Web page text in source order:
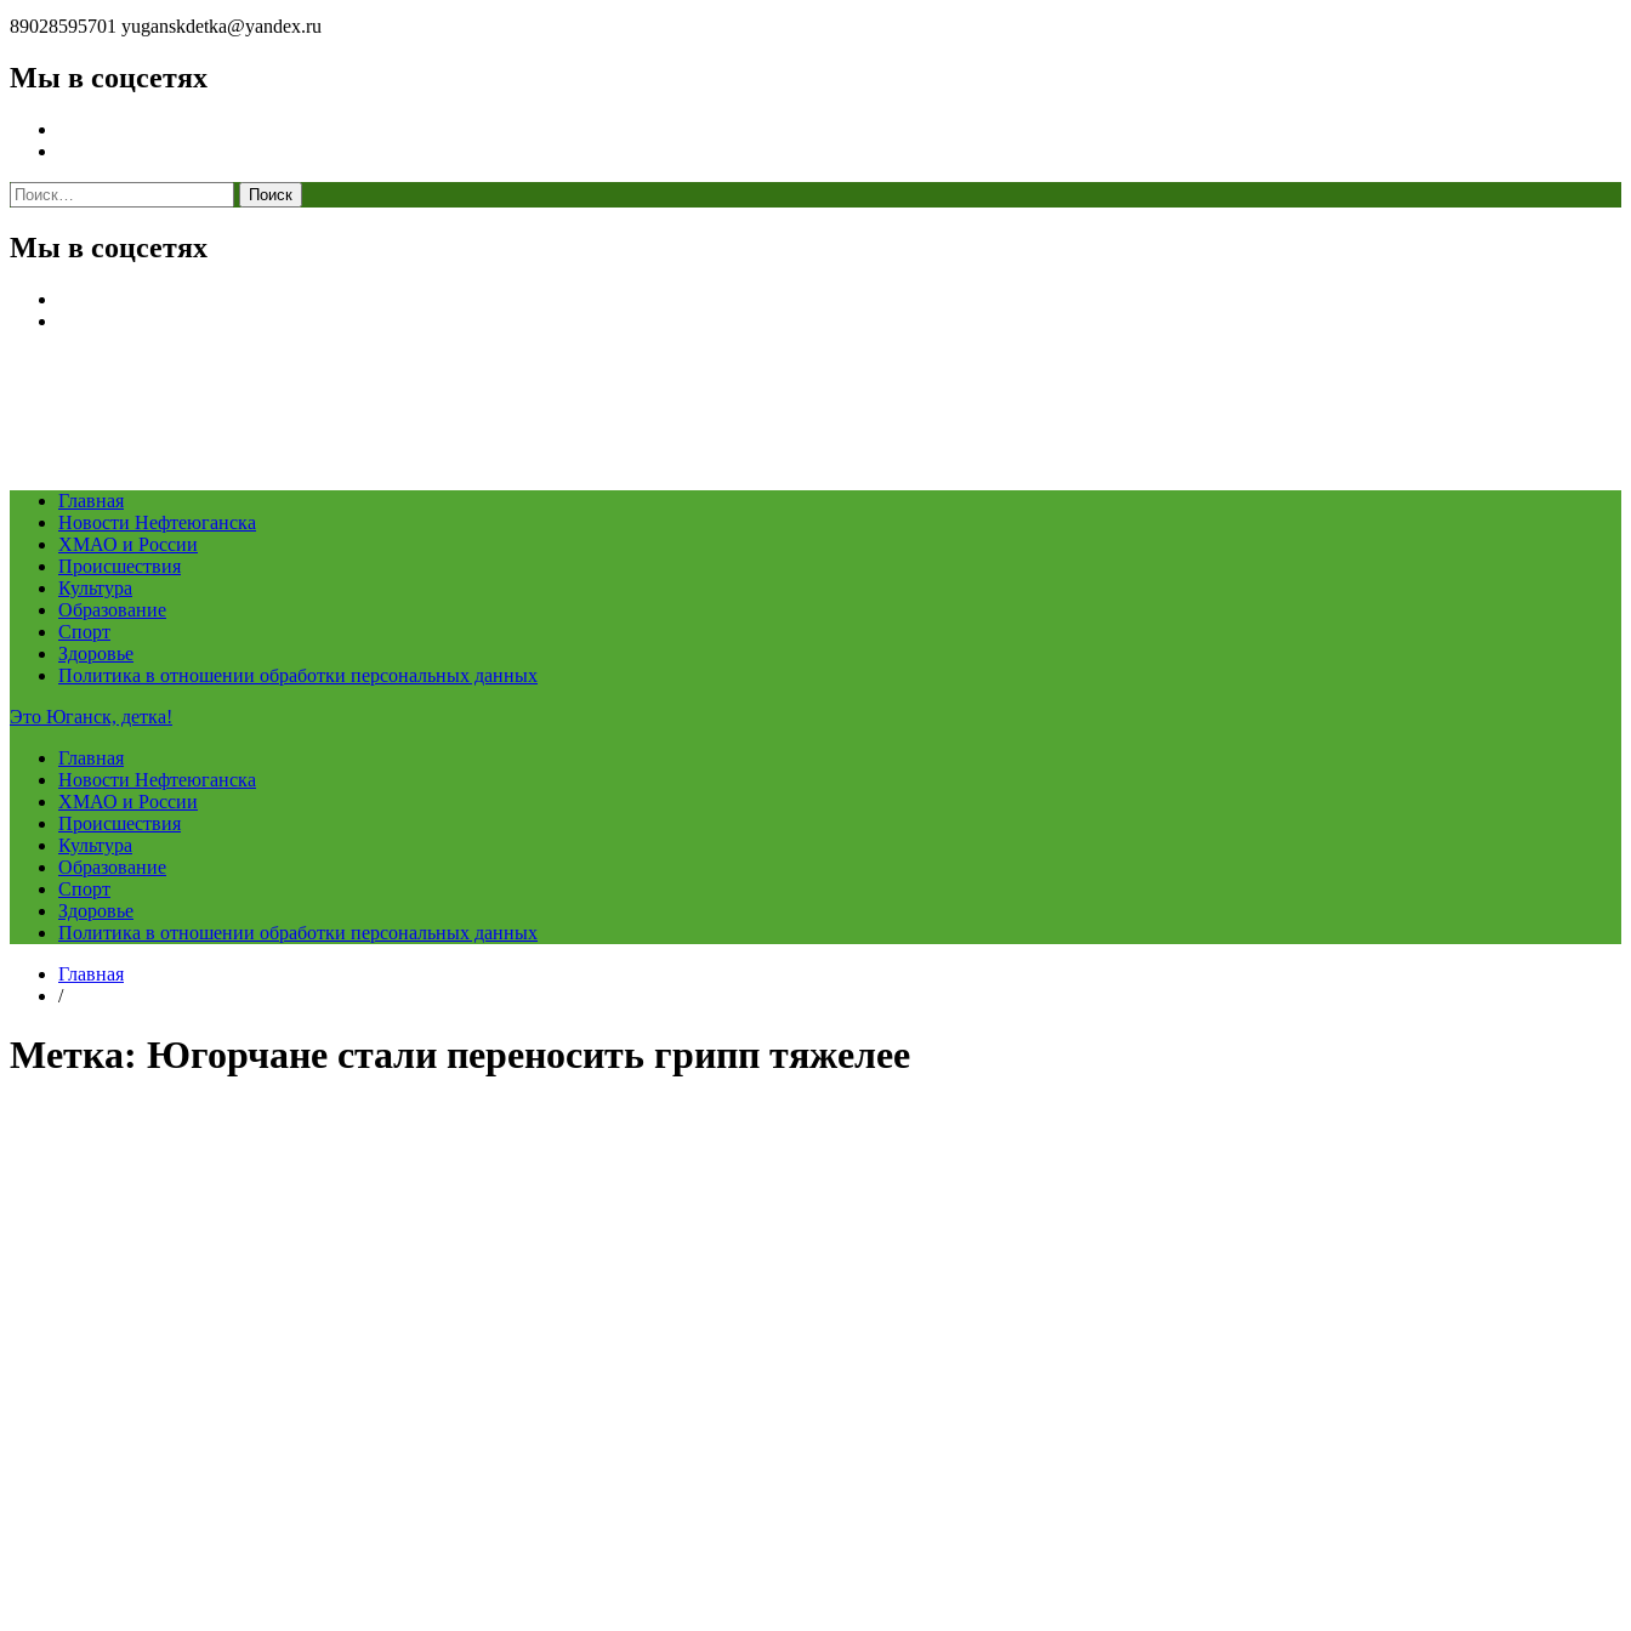
89028595701 yuganskdetka@yandex.ru
Мы в соцсетях
Найти:
Мы в соцсетях
Главная
Новости Нефтеюганска
ХМАО и России
Происшествия
Культура
Образование
Спорт
Здоровье
Политика в отношении обработки персональных данных
Это Юганск, детка!
Главная
Новости Нефтеюганска
ХМАО и России
Происшествия
Культура
Образование
Спорт
Здоровье
Политика в отношении обработки персональных данных
Главная
/
Метка: Югорчане стали переносить грипп тяжелее